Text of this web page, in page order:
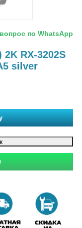
по WhatsApp
RX-3202S
silver